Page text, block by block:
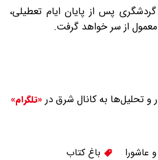
پس از پایان ایام تعطیلی،
از سر خواهد گرفت.
و تحلیل‌ها به کانال شرق در «تلگرام»
عاشورا باغ کتاب